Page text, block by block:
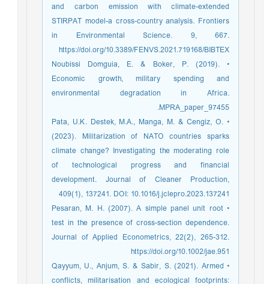
and carbon emission with climate-extended
STIRPAT model-a cross-country analysis. Frontiers
in Environmental Science. 9, 667.
https://doi.org/10.3389/FENVS.2021.719168/BIBTEX
• Noubissi Domguia, E. & Boker, P. (2019).
Economic growth, military spending and
environmental degradation in Africa.
MPRA_paper_97455.
• Pata, U.K. Destek, M.A., Manga, M. & Cengiz, O.
(2023). Militarization of NATO countries sparks
climate change? Investigating the moderating role
of technological progress and financial
development. Journal of Cleaner Production,
409(1), 137241. DOI: 10.1016/j.jclepro.2023.137241
• Pesaran, M. H. (2007). A simple panel unit root
test in the presence of cross-section dependence.
Journal of Applied Econometrics, 22(2), 265-312.
https://doi.org/10.1002/jae.951
• Qayyum, U., Anjum, S. & Sabir, S. (2021). Armed
conflicts, militarisation and ecological footprints: